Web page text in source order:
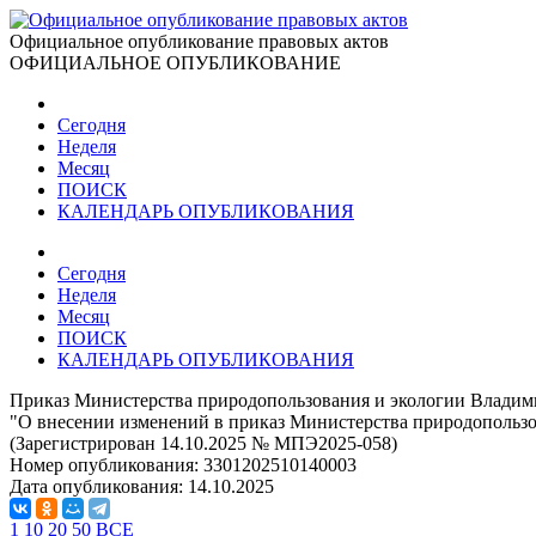
Официальное опубликование правовых актов
ОФИЦИАЛЬНОЕ ОПУБЛИКОВАНИЕ
Сегодня
Неделя
Месяц
ПОИСК
КАЛЕНДАРЬ ОПУБЛИКОВАНИЯ
Сегодня
Неделя
Месяц
ПОИСК
КАЛЕНДАРЬ ОПУБЛИКОВАНИЯ
Приказ Министерства природопользования и экологии
"О внесении изменений в приказ Министерства
(Зарегистрирован 14.10.2025 № МПЭ2025-058)
Номер опубликования: 3301202510140003
Дата опубликования: 14.10.2025
1 10 20 50 ВСЕ